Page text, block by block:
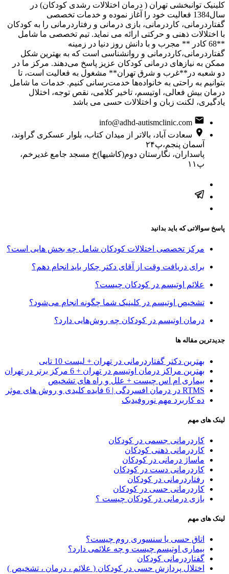
کلینیک توانبخشی تهران ( درمان اختلالات رشدی کودکان) در
سال1384 فعالیت خود را آغاز نموده و خدمات تخصصی
گفتاردرمانی، کاردرمانی، بازی درمانی و رفتاردرمانی را به کودکان
با اختلالات ذهنی و حرکتی ارائه می نماید. تیم تخصصی ما شامل
**68 کادر ** مجرب و با دانش روز دنیا در زمینه
گفتاردرمانی،کاردرمانی و روانشناسی است که به بهترین شکل
ممکن به نیازهای درمانی کودکان عزیز پاسخ می‌دهند. مرکز ما در
دو شعبه در**غرب و شرق تهران** مشغول به فعالیت است، تا
بتوانیم به راحتی به خانواده‌ها خدمت‌رسانی کنیم. خدمات ما شامل
درمان بیش فعالی، اوتیسم، تاخیر کلامی، نقص توجه، اختلال
یادگیری، لکنت زبان و اختلالات حسی می باشد
info@adhd-autismclinic.com
سعادت آباد، بالاتر از میدان کتاب، بلوار عسکری گراوند،
آسمان پنجم،پ۲۴
پاسداران، نگارستان دوم(کاشیها)خ مسجد جامع غدیرخم،
پ۱۱
پاسخ سوالاتی که باید بدانید
مرکز تخصصی اختلالات کودکان شامل چه بخش هایی است؟
برای دریافت وقت از آقای دکتر چکار باید انجام دهم؟
علائم اوتیسم در کودکان چیست؟
تشخیص اوتیسم در کلینیک شما چگونه انجام می‌شود؟
درمان اوتیسم در کودکان چه روش‌هایی دارد؟
جدیدترین مقاله ها
بهترین دکتر گفتاردرمانی در تهران + لیست 10 تایی
بهترین مراکز درمان اوتیسم در تهران + 6 مرکز برتر در تهران
بیماری ام اس چیست + علل و راه های تشخیص
RTMS در درمان افسردگی | 6 فایده کلیدی و روش های موثر
ده کاربرد مهم نوروفیدبک
لینک های مهم
کاردرمانی جسمی در کودکان
کاردرمانی ذهنی کودکان
ماساژ درمانی در کودکان
کاردرمانی دست در کودکان
رفتاردرمانی در کودکان
کاردرمانی حسی در کودکان
بازی درمانی در کودکان چیست ؟
لینک های مهم
اتاق حسی یا سنسوری روم چیست؟
بیماری اوتیسم چیست و چه علائمی دارد؟
گفتاردرمانی کودکان
اختلال پردازش حسی در کودکان ( علائم ، درمان ، تشخیص )